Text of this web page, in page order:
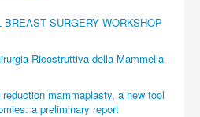
SURGERY WORKSHOP
Ricostruttiva della Mammella
mammaplasty, a new tool
a preliminary report